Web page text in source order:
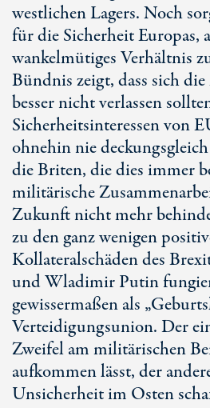
westlichen Lagers. Noch
für die Sicherheit Europas,
wankelmütiges Verhältnis
Bündnis zeigt, dass sich
besser nicht verlassen
Sicherheitsinteressen von
ohnehin nie
die Briten, die dies immer
militärische
Zukunft nicht mehr
zu den ganz wenigen
Kollateralschäden des
und Wladimir Putin
gewissermaßen als
Verteidigungsunion. Der
Zweifel am militärischen
aufkommen lässt, der
Unsicherheit im Osten